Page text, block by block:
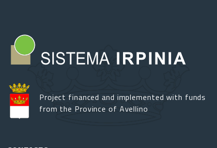
Project financed and implemented with funds
from the Province of Avellino